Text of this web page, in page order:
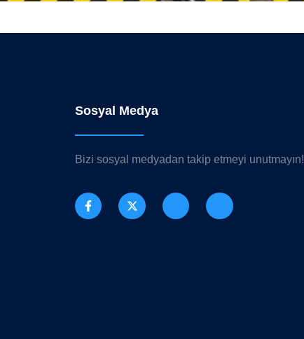
Sosyal Medya
Bizi sosyal medyadan takip etmeyi unutmayın!